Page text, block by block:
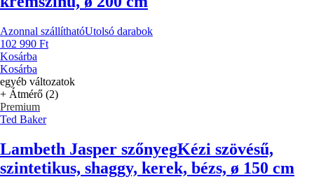
Azonnal szállíthatóUtolsó darabok
102 990 Ft
Kosárba
Kosárba
egyéb változatok
+ Átmérő (2)
Premium
Ted Baker
Lambeth Jasper szőnyegKézi szövésű,
szintetikus, shaggy, kerek, bézs, ø 150 cm